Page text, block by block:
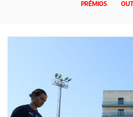
PRÉMIOS